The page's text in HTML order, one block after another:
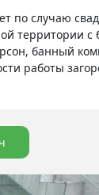
по случаю
территории
банный
работы